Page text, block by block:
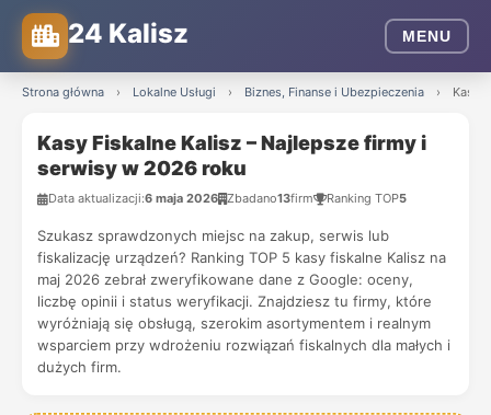
24 Kalisz MENU
Strona główna › Lokalne Usługi › Biznes, Finanse i Ubezpieczenia › Kasy
Kasy Fiskalne Kalisz – Najlepsze firmy i
serwisy w 2026 roku
Data aktualizacji:6 maja 2026 Zbadano13firm Ranking TOP5
Szukasz sprawdzonych miejsc na zakup, serwis lub
fiskalizację urządzeń? Ranking TOP 5 kasy fiskalne Kalisz na
maj 2026 zebrał zweryfikowane dane z Google: oceny,
liczbę opinii i status weryfikacji. Znajdziesz tu firmy, które
wyróżniają się obsługą, szerokim asortymentem i realnym
wsparciem przy wdrożeniu rozwiązań fiskalnych dla małych i
dużych firm.